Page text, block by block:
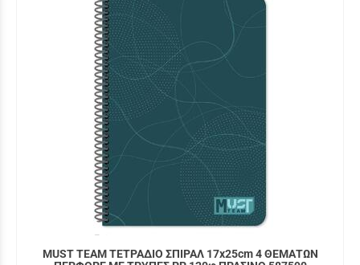
MUST TEAM ΤΕΤΡΑΔΙΟ ΣΠΙΡΑΛ 17x25cm 4 ΘΕΜΑΤΩΝ